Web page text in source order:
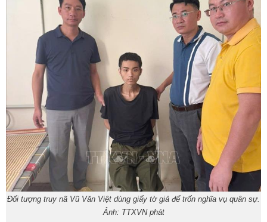
Đối tượng truy nã Vũ Văn Việt dùng giấy tờ giả để trốn nghĩa vụ quân sự.
Ảnh: TTXVN phát